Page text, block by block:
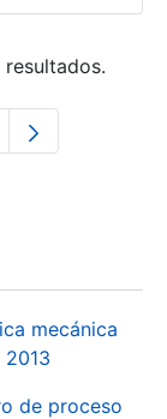
intermedias Use
mecánica
de proceso